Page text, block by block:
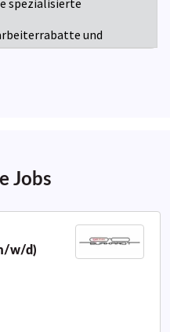
Jobs
w/d)